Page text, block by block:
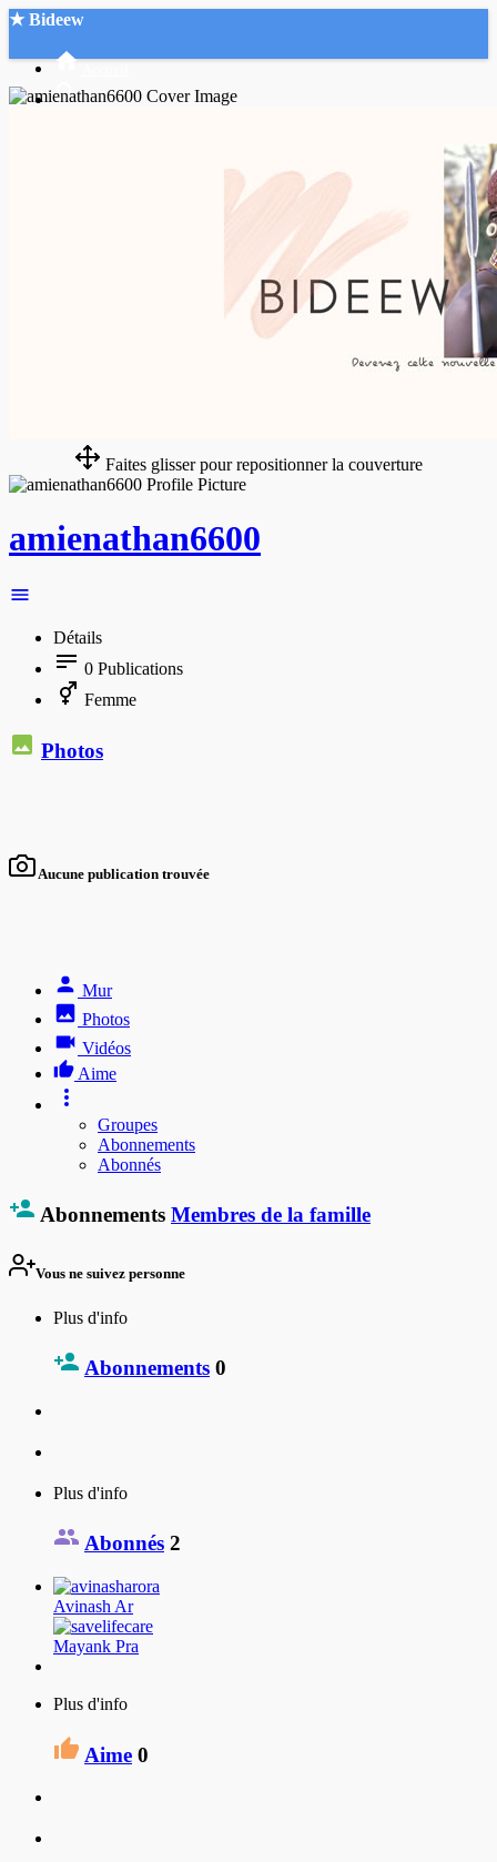
★ Bideew
Faites glisser pour repositionner la couverture
amienathan6600
Détails
0 Publications
Femme
Photos
Aucune publication trouvée
Mur
Photos
Vidéos
Aime
Groupes
Abonnements
Abonnés
Abonnements Membres de la famille
Vous ne suivez personne
Plus d'info
Abonnements 0
Plus d'info
Abonnés 2
Avinash Ar
Mayank Pra
Plus d'info
Aime 0